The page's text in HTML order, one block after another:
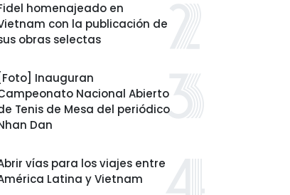
homenajeado en
con la publicación de
obras selectas
[Foto] Inauguran
Nacional Abierto
Tenis de Mesa del periódico
Dan
vías para los viajes entre
Latina y Vietnam